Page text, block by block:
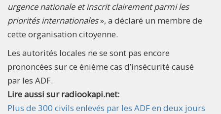
urgence nationale et inscrit clairement parmi les
priorités internationales», a déclaré un membre de
cette organisation citoyenne.
Les autorités locales ne se sont pas encore
prononcées sur ce énième cas d’insécurité causé
par les ADF.
Lire aussi sur radiookapi.net:
Plus de 300 civils enlevés par les ADF en deux jours